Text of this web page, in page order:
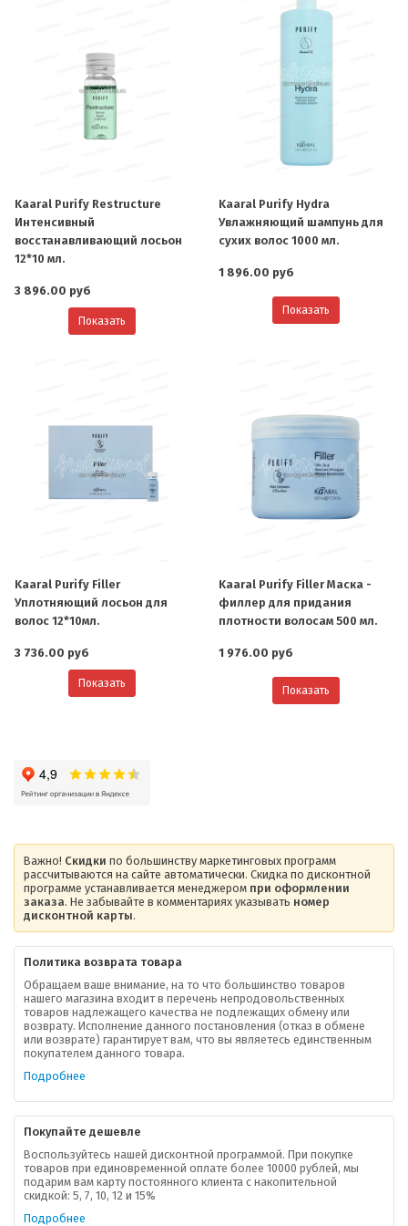
Kaaral Purify Restructure
Интенсивный
восстанавливающий лосьон
12*10 мл.
3 896.00 руб
Показать
Kaaral Purify Hydra
Увлажняющий шампунь для
сухих волос 1000 мл.
1 896.00 руб
Показать
Kaaral Purify Filler
Уплотняющий лосьон для
волос 12*10мл.
3 736.00 руб
Показать
Kaaral Purify Filler Маска -
филлер для придания
плотности волосам 500 мл.
1 976.00 руб
Показать
Важно! Скидки по большинству маркетинговых программ
рассчитываются на сайте автоматически. Скидка по дисконтной
программе устанавливается менеджером при оформлении
заказа. Не забывайте в комментариях указывать номер
дисконтной карты.
Политика возврата товара
Обращаем ваше внимание, на то что большинство товаров
нашего магазина входит в перечень непродовольственных
товаров надлежащего качества не подлежащих обмену или
возврату. Исполнение данного постановления (отказ в обмене
или возврате) гарантирует вам, что вы являетесь единственным
покупателем данного товара.
Подробнее
Покупайте дешевле
Воспользуйтесь нашей дисконтной программой. При покупке
товаров при единовременной оплате более 10000 рублей, мы
подарим вам карту постоянного клиента с накопительной
скидкой: 5, 7, 10, 12 и 15%
Подробнее
О компании
Ваша скидка
Контактная информация
В помощь покупателю
Форма обратной связи